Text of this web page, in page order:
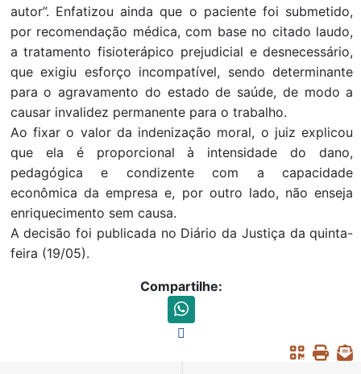
autor”. Enfatizou ainda que o paciente foi submetido,
por recomendação médica, com base no citado laudo,
a tratamento fisioterápico prejudicial e desnecessário,
que exigiu esforço incompatível, sendo determinante
para o agravamento do estado de saúde, de modo a
causar invalidez permanente para o trabalho.
Ao fixar o valor da indenização moral, o juiz explicou
que ela é proporcional à intensidade do dano,
pedagógica e condizente com a capacidade
econômica da empresa e, por outro lado, não enseja
enriquecimento sem causa.
A decisão foi publicada no Diário da Justiça da quinta-
feira (19/05).
Compartilhe: